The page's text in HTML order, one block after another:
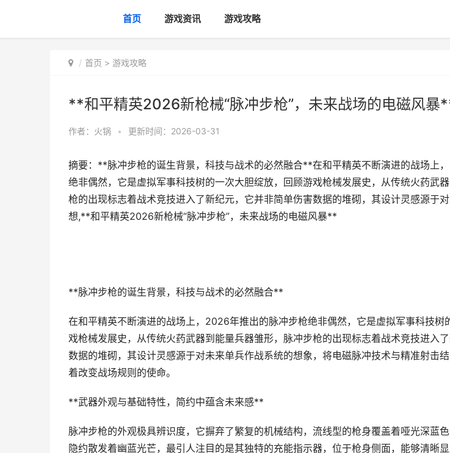
首页 游戏资讯 游戏攻略
首页 > 游戏攻略
**和平精英2026新枪械“脉冲步枪”，未来战场的电磁风暴
作者： 火锅 • 更新时间：2026-03-31
摘要：**脉冲步枪的诞生背景，科技与战术的必然融合**在和平精英不断演进的战场上
绝非偶然，它是虚拟军事科技树的一次大胆绽放，回顾游戏枪械发展史，从传统火药武
枪的出现标志着战术竞技进入了新纪元，它并非简单伤害数据的堆砌，其设计灵感源于
想,**和平精英2026新枪械“脉冲步枪”，未来战场的电磁风暴**
**脉冲步枪的诞生背景，科技与战术的必然融合**
在和平精英不断演进的战场上，2026年推出的脉冲步枪绝非偶然，它是虚拟军事科技树
戏枪械发展史，从传统火药武器到能量兵器雏形，脉冲步枪的出现标志着战术竞技进入
数据的堆砌，其设计灵感源于对未来单兵作战系统的想象，将电磁脉冲技术与精准射击
着改变战场规则的使命。
**武器外观与基础特性，简约中蕴含未来感**
脉冲步枪的外观极具辨识度，它摒弃了繁复的机械结构，流线型的枪身覆盖着哑光深蓝
隐约散发着幽蓝光芒，最引人注目的是其独特的充能指示器，位于枪身侧面，能够清晰